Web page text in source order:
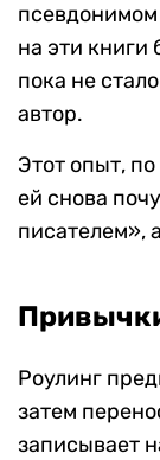
на эти
пока не
автор.
Этот опыт,
ей снова
писателем»,
Роулинг
затем
записывает